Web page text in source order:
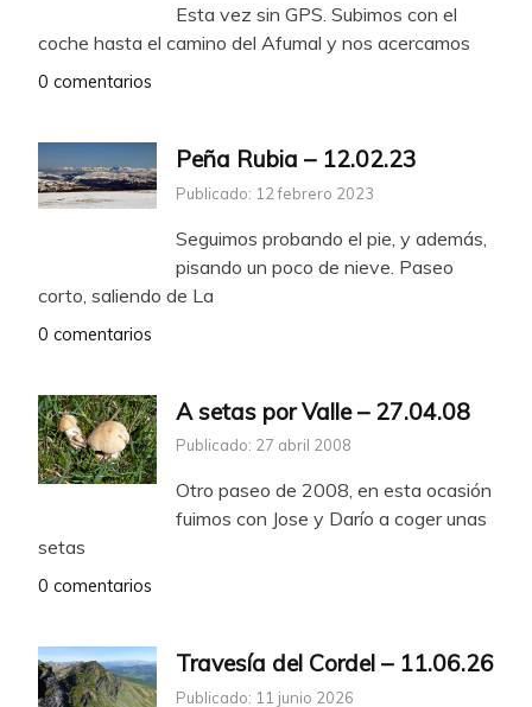
Esta vez sin GPS. Subimos con el
coche hasta el camino del Afumal y nos acercamos
0 comentarios
Peña Rubia – 12.02.23
Publicado: 12 febrero 2023
Seguimos probando el pie, y además,
pisando un poco de nieve. Paseo
corto, saliendo de La
0 comentarios
A setas por Valle – 27.04.08
Publicado: 27 abril 2008
Otro paseo de 2008, en esta ocasión
fuimos con Jose y Darío a coger unas
setas
0 comentarios
Travesía del Cordel – 11.06.26
Publicado: 11 junio 2026